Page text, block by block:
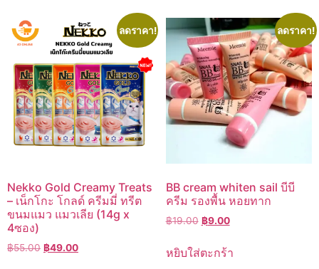
ลดราคา!
Nekko Gold Creamy Treats
– เน็กโกะ โกลด์ ครีมมี่ ทรีต
ขนมแมว แมวเลีย (14g x
4ซอง)
฿55.00 Original
฿49.00Current
ลดราคา!
BB cream whiten sail บีบี
ครีม รองพื้น หอยทาก
฿19.00 Original
was:
฿9.00Current
is:
หยิบใส่ตะกร้า